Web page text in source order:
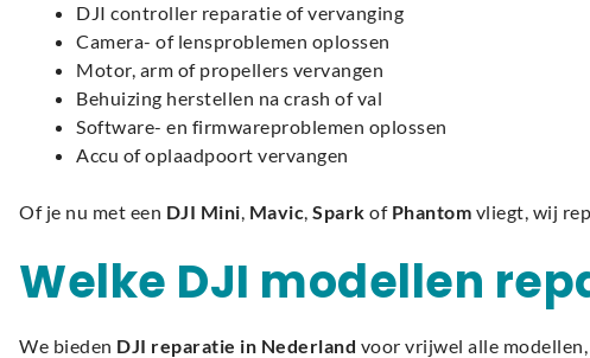
DJI controller reparatie of vervanging
Camera- of lensproblemen oplossen
Motor, arm of propellers vervangen
Behuizing herstellen na crash of val
Software- en firmwareproblemen oplossen
Accu of oplaadpoort vervangen
Of je nu met een DJI Mini, Mavic, Spark of Phantom vliegt, wij
Welke DJI modellen
We bieden DJI reparatie in Nederland voor vrijwel alle